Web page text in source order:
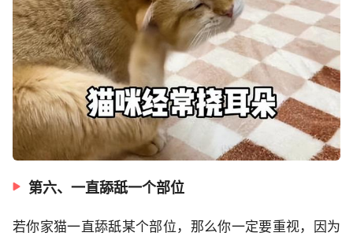
第六、一直舔舐一个部位
若你家猫一直舔舐某个部位，那么你一定要重视，因为